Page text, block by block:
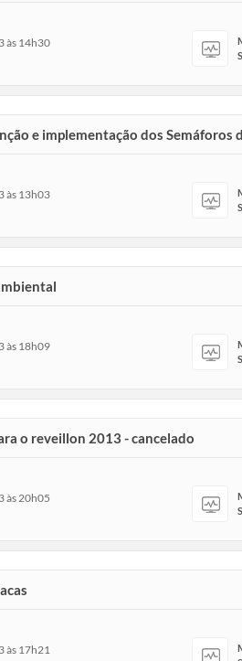
às 14h30
e implementação dos Semáforos
às 13h03
às 18h09
o reveillon 2013 - cancelado
às 20h05
às 17h21